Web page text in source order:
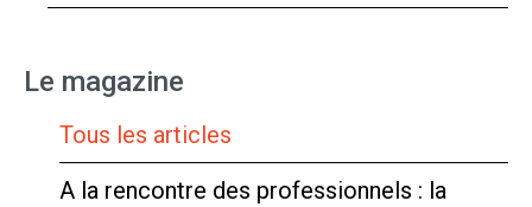
Le magazine
Tous les articles
A la rencontre des professionnels : la